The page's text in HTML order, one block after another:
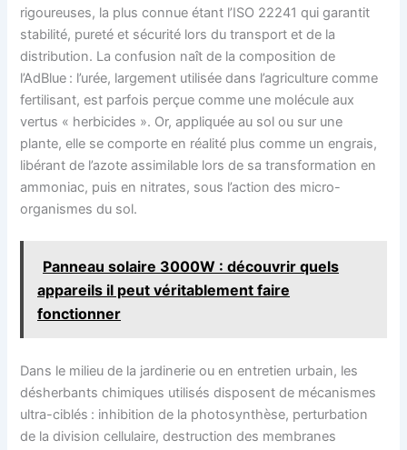
rigoureuses, la plus connue étant l’ISO 22241 qui garantit
stabilité, pureté et sécurité lors du transport et de la
distribution. La confusion naît de la composition de
l’AdBlue : l’urée, largement utilisée dans l’agriculture comme
fertilisant, est parfois perçue comme une molécule aux
vertus « herbicides ». Or, appliquée au sol ou sur une
plante, elle se comporte en réalité plus comme un engrais,
libérant de l’azote assimilable lors de sa transformation en
ammoniac, puis en nitrates, sous l’action des micro-
organismes du sol.
Panneau solaire 3000W : découvrir quels
appareils il peut véritablement faire
fonctionner
Dans le milieu de la jardinerie ou en entretien urbain, les
désherbants chimiques utilisés disposent de mécanismes
ultra-ciblés : inhibition de la photosynthèse, perturbation
de la division cellulaire, destruction des membranes